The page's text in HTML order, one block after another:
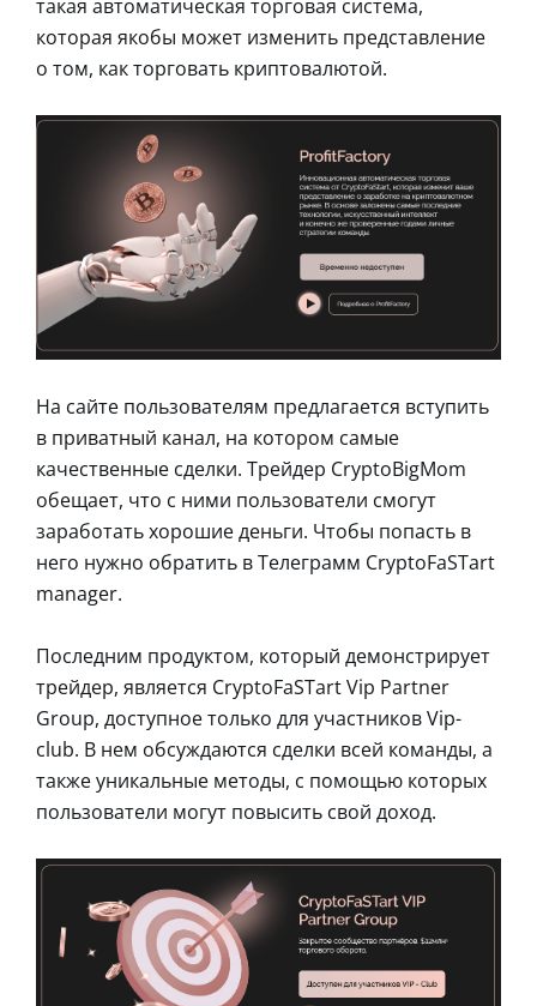
такая автоматическая торговая система,
которая якобы может изменить представление
о том, как торговать криптовалютой.
На сайте пользователям предлагается вступить
в приватный канал, на котором самые
качественные сделки. Трейдер CryptoBigMom
обещает, что с ними пользователи смогут
заработать хорошие деньги. Чтобы попасть в
него нужно обратить в Телеграмм CryptoFaSTart
manager.
Последним продуктом, который демонстрирует
трейдер, является CryptoFaSTart Vip Partner
Group, доступное только для участников Vip-
club. В нем обсуждаются сделки всей команды, а
также уникальные методы, с помощью которых
пользователи могут повысить свой доход.